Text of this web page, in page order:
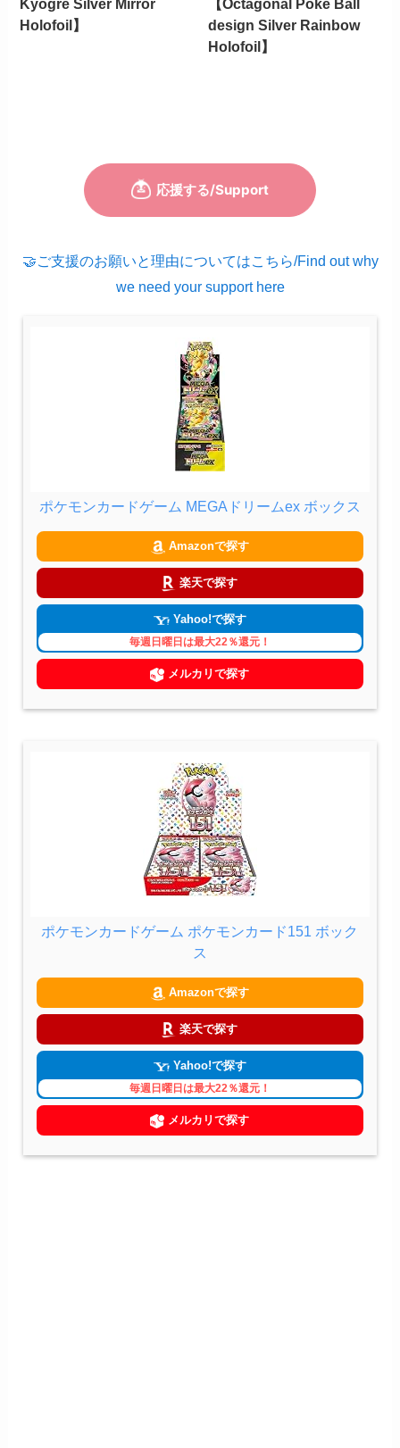
Kyogre Silver Mirror
Holofoil】
【Octagonal Poké Ball
design Silver Rainbow
Holofoil】
🤝ご支援のお願いと理由についてはこちら/Find out why
we need your support here
ポケモンカードゲーム MEGAドリームex ボックス
Amazonで探す
楽天で探す
Yahoo!で探す
毎週日曜日は最大22％還元！
メルカリで探す
ポケモンカードゲーム ポケモンカード151 ボック
ス
Amazonで探す
楽天で探す
Yahoo!で探す
毎週日曜日は最大22％還元！
メルカリで探す